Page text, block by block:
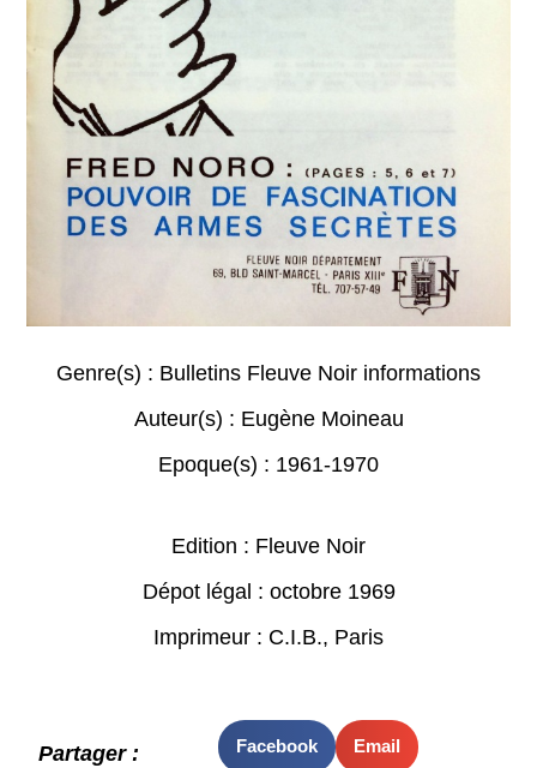
Genre(s) : Bulletins Fleuve Noir informations
Auteur(s) : Eugène Moineau
Epoque(s) : 1961-1970
Edition : Fleuve Noir
Dépot légal : octobre 1969
Imprimeur : C.I.B., Paris
Partager : Facebook Email